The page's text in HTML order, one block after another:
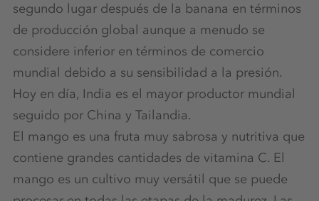
segundo lugar después de la banana en términos
de producción global aunque a menudo se
considere inferior en términos de comercio
mundial debido a su sensibilidad a la presión.
Hoy en día, India es el mayor productor mundial
seguido por China y Tailandia.
El mango es una fruta muy sabrosa y nutritiva que
contiene grandes cantidades de vitamina C. El
mango es un cultivo muy versátil que se puede